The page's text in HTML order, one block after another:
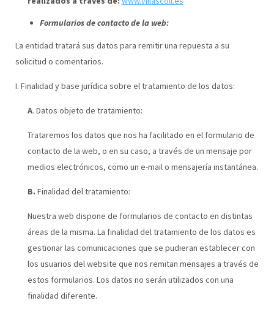
Formularios de contacto de la web:
La entidad tratará sus datos para remitir una repuesta a su
solicitud o comentarios.
I. Finalidad y base jurídica sobre el tratamiento de los datos:
A. Datos objeto de tratamiento:
Trataremos los datos que nos ha facilitado en el formulario de
contacto de la web, o en su caso, a través de un mensaje por
medios electrónicos, como un e-mail o mensajería instantánea.
B. Finalidad del tratamiento:
Nuestra web dispone de formularios de contacto en distintas
áreas de la misma. La finalidad del tratamiento de los datos es
gestionar las comunicaciones que se pudieran establecer con
los usuarios del website que nos remitan mensajes a través de
estos formularios. Los datos no serán utilizados con una
finalidad diferente.